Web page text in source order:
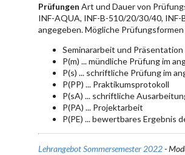
Prüfungen Art und Dauer von
INF-AQUA, INF-B-510/20/30/40,
angegeben. Mögliche Prüfungsformen
Seminararbeit und Präsentation
P(m) ... mündliche Prüfung im
P(s) ... schriftliche Prüfung im
P(PP) ... Praktikumsprotokoll
P(sA) ... schriftliche
P(PA) ... Projektarbeit
P(PE) ... bewertbares Ergebnis
Lehrangebot Sommersemester 2022-